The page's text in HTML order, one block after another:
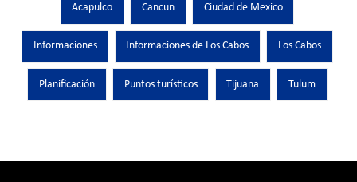
Acapulco Cancun Ciudad de Mexico
Informaciones Informaciones de Los Cabos Los Cabos
Planificación Puntos turísticos Tijuana Tulum